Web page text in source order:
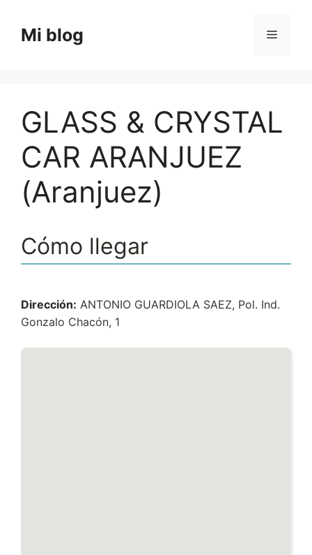
contenido
Mi blog Menú
GLASS & CRYSTAL
CAR ARANJUEZ
(Aranjuez)
Cómo llegar
Dirección: ANTONIO GUARDIOLA SAEZ, Pol. Ind.
Gonzalo Chacón, 1